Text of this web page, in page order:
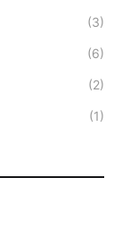
(3)
(6)
(2)
(1)